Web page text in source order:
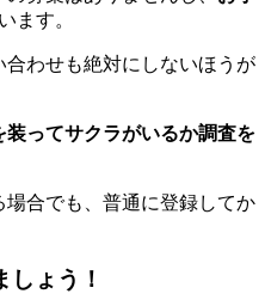
ます。
わせも絶対にしないほうが
装ってサクラがいるか調査を
合でも、普通に登録してか
ょう！